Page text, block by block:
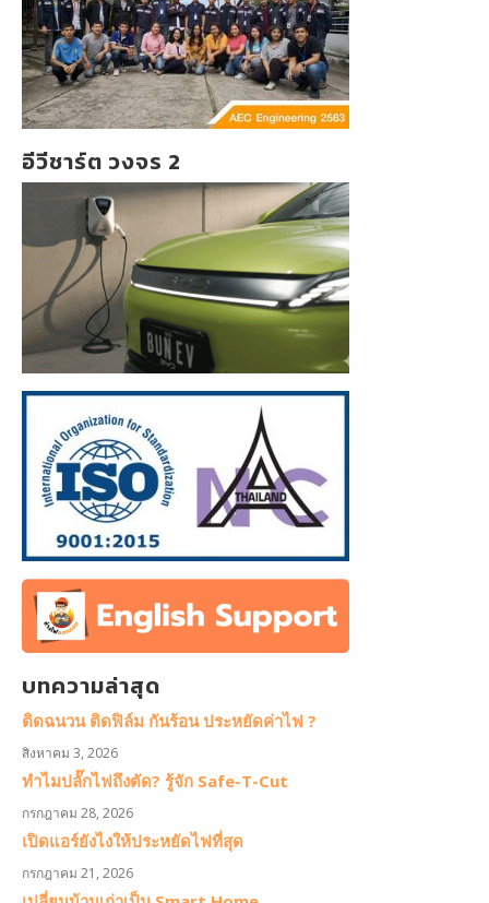
อีวีชาร์ต วงจร 2
บทความล่าสุด
ติดฉนวน ติดฟิล์ม กันร้อน ประหยัดค่าไฟ ?
สิงหาคม 3, 2026
ทำไมปลั๊กไฟถึงตัด? รู้จัก Safe-T-Cut
กรกฎาคม 28, 2026
เปิดแอร์ยังไงให้ประหยัดไฟที่สุด
กรกฎาคม 21, 2026